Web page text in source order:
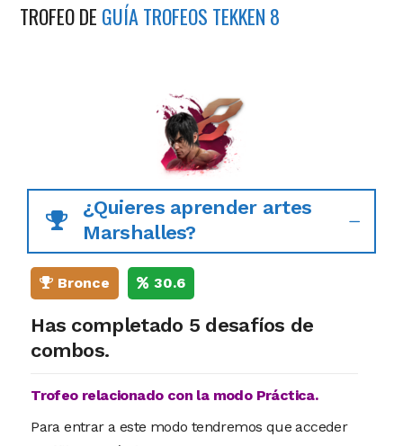
TROFEO DE GUÍA TROFEOS TEKKEN 8
¿Quieres aprender artes
Marshalles?
Bronce 30.6
Has completado 5 desafíos de
combos.
Trofeo relacionado con la modo Práctica.
Para entrar a este modo tendremos que acceder